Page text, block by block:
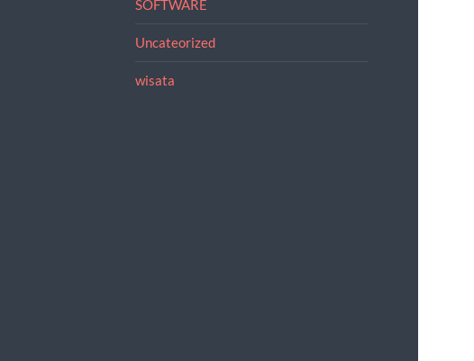
SOFTWARE
Uncateorized
wisata